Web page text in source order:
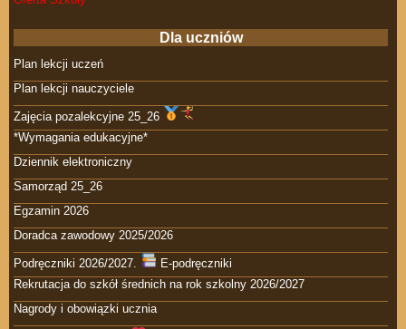
Dla uczniów
Plan lekcji uczeń
Plan lekcji nauczyciele
Zajęcia pozalekcyjne 25_26
*Wymagania edukacyjne*
Dziennik elektroniczny
Samorząd 25_26
Egzamin 2026
Doradca zawodowy 2025/2026
Podręczniki 2026/2027.
E-podręczniki
Rekrutacja do szkół średnich na rok szkolny 2026/2027
Nagrody i obowiązki ucznia